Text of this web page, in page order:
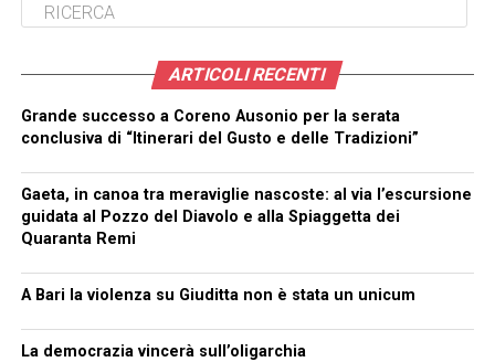
ARTICOLI RECENTI
Grande successo a Coreno Ausonio per la serata
conclusiva di “Itinerari del Gusto e delle Tradizioni”
Gaeta, in canoa tra meraviglie nascoste: al via l’escursione
guidata al Pozzo del Diavolo e alla Spiaggetta dei
Quaranta Remi
A Bari la violenza su Giuditta non è stata un unicum
La democrazia vincerà sull’oligarchia